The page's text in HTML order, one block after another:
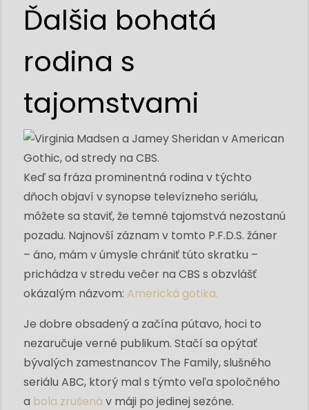
Ďalšia bohatá
rodina s
tajomstvami
Keď sa fráza prominentná rodina v týchto
dňoch objaví v synopse televízneho seriálu,
môžete sa staviť, že temné tajomstvá nezostanú
pozadu. Najnovší záznam v tomto P.F.D.S. žáner
– áno, mám v úmysle chrániť túto skratku –
prichádza v stredu večer na CBS s obzvlášť
okázalým názvom: Americká gotika.
Je dobre obsadený a začína pútavo, hoci to
nezaručuje verné publikum. Stačí sa opýtať
bývalých zamestnancov The Family, slušného
seriálu ABC, ktorý mal s týmto veľa spoločného
a bola zrušená v máji po jedinej sezóne.